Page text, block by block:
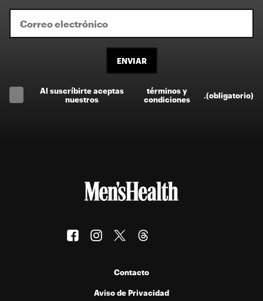
ENVIAR
Al suscríbirte aceptas
nuestros
términos y
condiciones
(obligatorio)
Contacto
Aviso de Privacidad